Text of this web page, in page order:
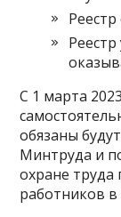
С 1 марта
обязаны
Минтруда и
охране труда
работников в